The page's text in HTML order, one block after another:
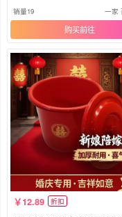
漆桶
销量19 一家
购买
12.89 折扣